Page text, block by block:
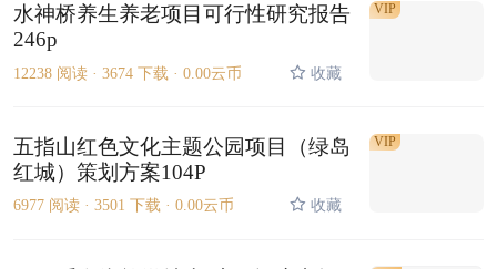
水神桥养生养老项目可行性研究报告
246p
12238 阅读 · 3674 下载 · 0.00云币 收藏
VIP
五指山红色文化主题公园项目（绿岛
红城）策划方案104P
6977 阅读 · 3501 下载 · 0.00云币 收藏
VIP